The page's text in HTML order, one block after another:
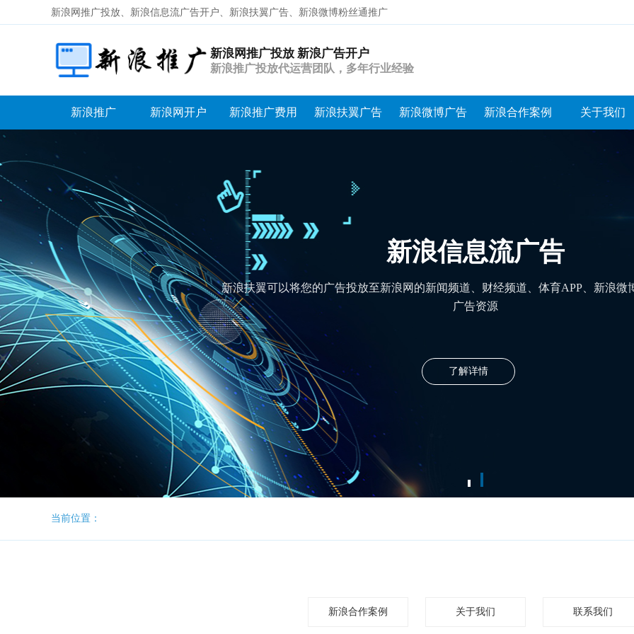
新浪网推广投放、新浪信息流广告开户、新浪扶翼广告、新浪微博粉丝通推广
新浪网推广投放 新浪广告开户
新浪推广投放代运营团队，多年行业经验
新浪推广 新浪网开户 新浪推广费用 新浪扶翼广告 新浪微博广告 新浪合作案例 关于我们
的优质
新浪微博“粉丝通”是基于微
当前位置：
新浪合作案例 关于我们 联系我们